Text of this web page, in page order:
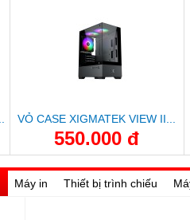
VỎ CASE XIGMATEK VIEW II...
550.000 đ
Máy in Thiết bị trình chiếu